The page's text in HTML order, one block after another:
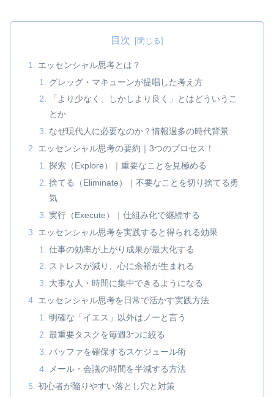
目次
エッセンシャル思考とは？
グレッグ・マキューンが提唱した考え方
「より少なく、しかしより良く」とはどういうこ
とか
なぜ現代人に必要なのか？情報過多の時代背景
エッセンシャル思考の要約｜3つのプロセス！
探索（Explore）｜重要なことを見極める
捨てる（Eliminate）｜不要なことを切り捨てる勇
気
実行（Execute）｜仕組み化で継続する
エッセンシャル思考を実践すると得られる効果
仕事の効率が上がり成果が最大化する
ストレスが減り、心に余裕が生まれる
大事な人・時間に集中できるようになる
エッセンシャル思考を日常で活かす実践方法
明確な「イエス」以外はノーと言う
最重要タスクを毎週3つに絞る
バッファを確保するスケジュール術
メール・会議の時間を半減する方法
初心者が陥りやすい落とし穴と対策